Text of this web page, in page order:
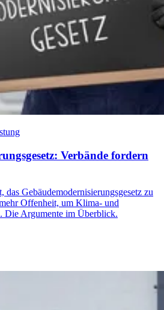
Verbände fordern
Gebäudemodernisierungsgesetz zu
Offenheit, um Klima- und
Die Argumente im Überblick.